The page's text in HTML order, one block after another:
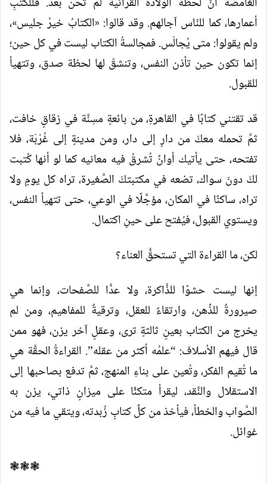
أعمارها، كما للنّاس آجالهم. وقد قالوا: «الكتابُ خيرُ جليس»،
ولم يقولوا: متى يُجالَس. فمجالسةُ الكتاب ليست في كل حين؛
إنما تكون حين تأذن النفس، وتنشقّ لها لحظة صدق، وتتهيأ
للقبول.
قد تقتني كتابًا في القاهرةِ، من بائعةٍ مسِنَّة في زقاقٍ خافت،
ثمَّ تحمله معكَ من دارٍ إلى دار، ومن مدينةٍ إلى غُرْبَة، فلا
تفتحه، حتى يأتيك أوانٌ تُشرقُ فيه معانيه كما لو أنها كُتبت
لكَ دونَ سواك، تضعه في مكتبتكَ الصَّغيرة، تراه كل يومٍ ولا
تراه، ساكنًا في المكان، مؤجَّلًا في الوعي، حتى تتهيأ النفس،
ويستوي القبول، فيُفتح على حينِ اكتمال.
لكن، ما القراءة التي تستحقُّ العناء؟
إنها ليست حشوًا للذَّاكرة، ولا عدًّا للصَّفحات، وإنما هي
صيرورةٌ للذِّهن، وارتقاءٌ للعقل، وترقيةٌ للمفاهيم، ومن لم
يخرج من الكتاب بعينٍ ثالثةٍ ترى، وعقلٍ آخر يزن، فهو ممن
قال فيهم الأسلاف: “علمُه أكثر من عقله”. القراءةُ الحقَّة هي
ما تُقيم الفكر، وتُعين على بناءِ المنهج، ثمَّ تدفع بصاحبها إلى
الاستقلال والنَّقد، ليقرأ متكئًا على ميزانٍ ذاتي، يزن به
الصَّواب والخطأ، فيأخذ من كلِّ كتابٍ زُبدته، ويتقي ما فيه من
غوائل.
❃❃❃